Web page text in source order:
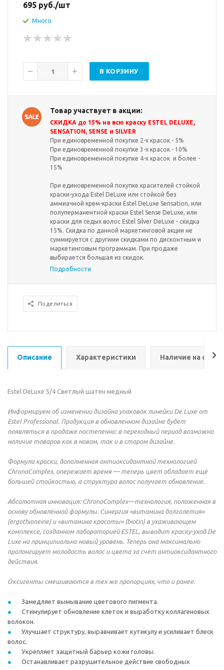
695 руб./шт
Много
В КОРЗИНУ
Товар участвует в акции:
СКИДКА до 15% на всю краску ESTEL DELUXE,
SENSATION, SENSE и SILVER
При единовременной покупке 2-х красок - 5%
При единовременной покупке 3-х красок - 10%
При единовременной покупке 4-х красок и более -
15%
При единовременной покупке красителей стойкой
краски-ухода Estel DeLuxe или стойкой без
аммиачной крем-краски Estel DeLuxe Sensation, или
полуперманентной краски Estel Sense DeLuxe, или
краски для седых волос Estel Silver DeLuxe - скидка
15%. Скидка по данной маркетинговой акции не
суммируется с другими скидками по дисконтным и
маркетинговым программам. При продаже
выбирается большая из скидок.
Подробности
Поделиться
Описание Характеристики Наличие на
Estel DeLuxe 5/4 Светлый шатен медный
Информируем об изменении дизайна упаковок линейки De Luxe от
Estel Professional. Продукция в обновленном дизайне будет
появляться в продаже постепенно: в переходный период возможно
наличие товаров как в новом, так и в старом дизайне.
Формула краски, дополненная антиоксидантной технологией
ChronoComplex, опережает время — теперь цвет обладает ещё
большей стойкостью, а структура волос получает обновление.
Абсолютная инновация: ChronoComplex—технология, положенная в
основу обновлённой формулы. Синергия «витамина долголетия»
(ergothioneine) и «витамина красоты» (biotin) в ухаживающем
комплексе, созданном лабораторией ESTEL, выводит краску-уход De
Luxe на принципиально новый уровень. Теперь она максимально
пролонгирует молодость волос и цвета за счёт антиоксидантного
действия.
Оксигенты смешиваются в тех же пропорциях, что и ранее.
Замедляет вымывание цветового пигмента.
Стимулирует обновление клеток и выработку коллагеновых
волокон.
Улучшает структуру, выравнивает кутикулу и усиливает блеск
волос.
Укрепляет защитный барьер кожи головы.
Останавливает разрушительное действие свободных